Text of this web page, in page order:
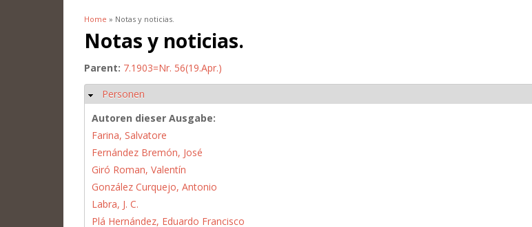
You are here
Home » Notas y noticias.
Notas y noticias.
Parent: 7.1903=Nr. 56(19.Apr.)
Hide
Personen
Autoren dieser Ausgabe:
Farina, Salvatore
Fernández Bremón, José
Giró Roman, Valentín
González Curquejo, Antonio
Labra, J. C.
Plá Hernández, Eduardo Francisco